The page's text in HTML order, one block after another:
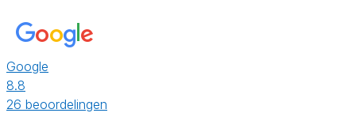
Google
8.8
26 beoordelingen